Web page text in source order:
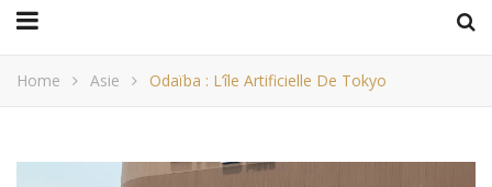
Home Asie Odaïba : L’île Artificielle De Tokyo